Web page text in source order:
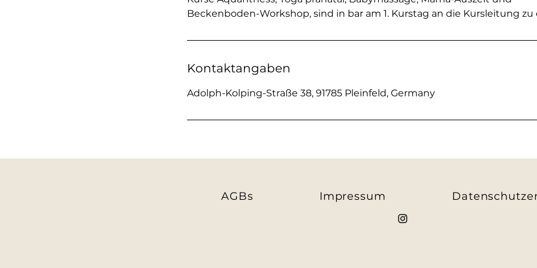
Beckenboden-Workshop, sind in bar am 1. Kurstag an die Kursleitung
Kontaktangaben
Adolph-Kolping-Straße 38, 91785 Pleinfeld, Germany
AGBs Impressum